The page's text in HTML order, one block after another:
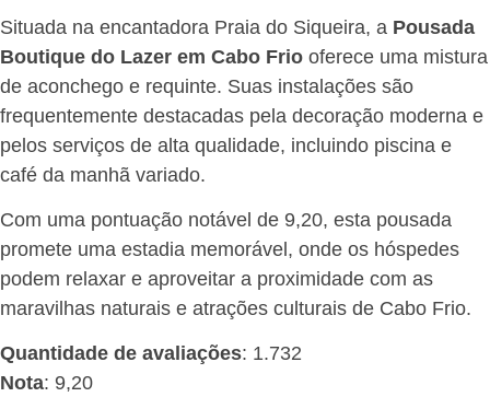
Situada na encantadora Praia do Siqueira, a Pousada
Boutique do Lazer em Cabo Frio oferece uma mistura
de aconchego e requinte. Suas instalações são
frequentemente destacadas pela decoração moderna e
pelos serviços de alta qualidade, incluindo piscina e
café da manhã variado.
Com uma pontuação notável de 9,20, esta pousada
promete uma estadia memorável, onde os hóspedes
podem relaxar e aproveitar a proximidade com as
maravilhas naturais e atrações culturais de Cabo Frio.
Quantidade de avaliações: 1.732
Nota: 9,20